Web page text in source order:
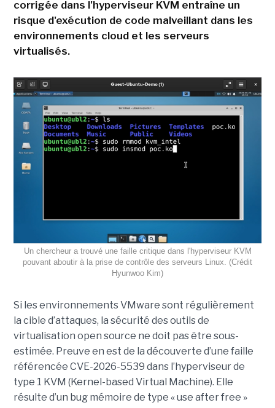
corrigée dans l'hyperviseur KVM entraîne un
risque d'exécution de code malveillant dans les
environnements cloud et les serveurs
virtualisés.
Un chercheur a trouvé une faille critique dans l'hyperviseur KVM
pouvant aboutir à la prise de contrôle des serveurs Linux. (Crédit
Hyunwoo Kim)
Si les environnements VMware sont régulièrement
la cible d’attaques, la sécurité des outils de
virtualisation open source ne doit pas être sous-
estimée. Preuve en est de la découverte d’une faille
référencée CVE-2026-5539 dans l’hyperviseur de
type 1 KVM (Kernel-based Virtual Machine). Elle
résulte d’un bug mémoire de type « use after free »